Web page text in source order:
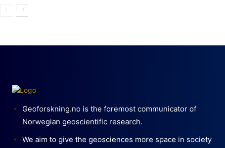
Geoforskning.no is the foremost communicator of
Norwegian geoscientific research.
We aim to give the geosciences more space in society